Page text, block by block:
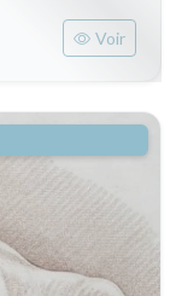
Voir